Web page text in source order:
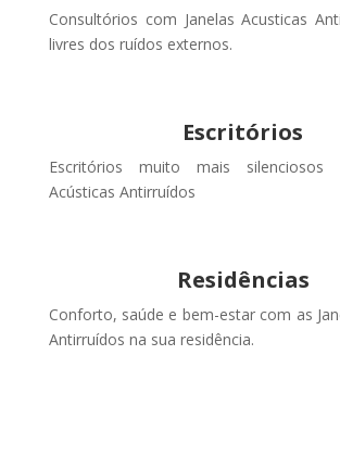
Consultórios com Janelas Acusticas
livres dos ruídos externos.
Escritórios
Escritórios muito mais silenciosos
Acústicas Antirruídos
Residências
Conforto, saúde e bem-estar com as
Antirruídos na sua residência.